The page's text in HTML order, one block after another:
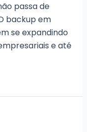
passa de
backup em
se expandindo
e até